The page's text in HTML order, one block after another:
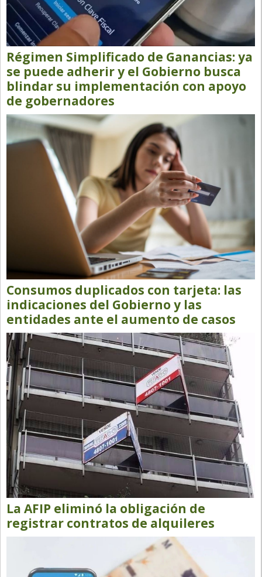
Régimen Simplificado de Ganancias: ya
se puede adherir y el Gobierno busca
blindar su implementación con apoyo
de gobernadores
Consumos duplicados con tarjeta: las
indicaciones del Gobierno y las
entidades ante el aumento de casos
La AFIP eliminó la obligación de
registrar contratos de alquileres